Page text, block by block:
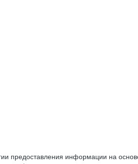
предоставления информации на